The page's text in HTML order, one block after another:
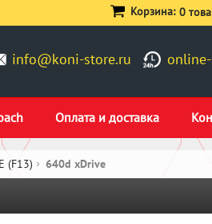
info@koni-store.ru
Оплата и доставка
Корзина: 0
(F13) 640d xDrive